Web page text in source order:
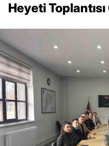
Heyeti